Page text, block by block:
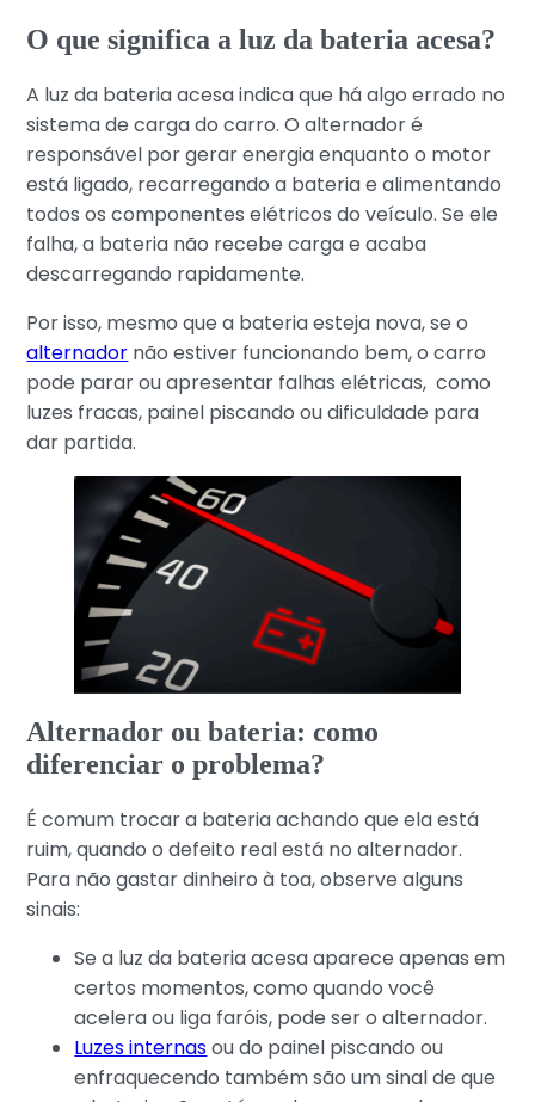
O que significa a luz da bateria acesa?
A luz da bateria acesa indica que há algo errado no
sistema de carga do carro. O alternador é
responsável por gerar energia enquanto o motor
está ligado, recarregando a bateria e alimentando
todos os componentes elétricos do veículo. Se ele
falha, a bateria não recebe carga e acaba
descarregando rapidamente.
Por isso, mesmo que a bateria esteja nova, se o
alternador não estiver funcionando bem, o carro
pode parar ou apresentar falhas elétricas, como
luzes fracas, painel piscando ou dificuldade para
dar partida.
Alternador ou bateria: como
diferenciar o problema?
É comum trocar a bateria achando que ela está
ruim, quando o defeito real está no alternador.
Para não gastar dinheiro à toa, observe alguns
sinais:
Se a luz da bateria acesa aparece apenas em
certos momentos, como quando você
acelera ou liga faróis, pode ser o alternador.
Luzes internasou do painel piscando ou
enfraquecendo também são um sinal de que